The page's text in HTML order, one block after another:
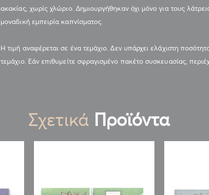
ακακίας, χωρίς χλώριο. Δημιουργήθηκαν όχι μόνο για τους
μοναδική εμπειρία καπνίσματος.
Η τιμή αναφέρεται σε ένα τεμάχιο. Δεν υπάρχει ελάχιστη
τεμάχιο. Εάν επιθυμείτε σφραγισμένο πακέτο συσκευασίας,
Σχετικά Προϊόντα